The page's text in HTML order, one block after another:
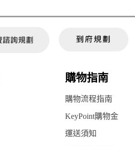
購物指南
購物流程指南
KeyPoint購物金
運送須知